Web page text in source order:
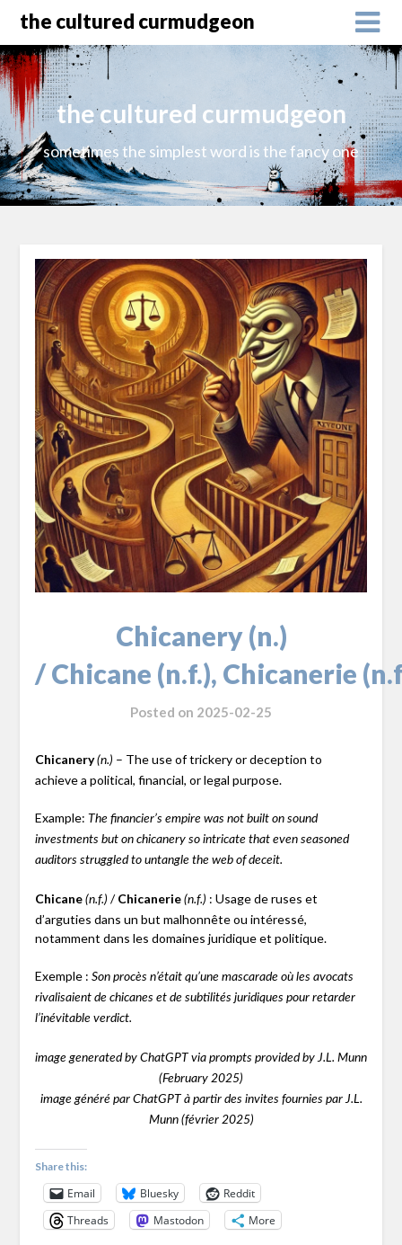
the cultured curmudgeon
the cultured curmudgeon
sometimes the simplest word is the fancy one
Chicanery (n.)
/ Chicane (n.f.), Chicanerie
Posted on 2025-02-25
Chicanery (n.) – The use of trickery or deception to
achieve a political, financial, or legal purpose.
Example: The financier’s empire was not built on sound
investments but on chicanery so intricate that even seasoned
auditors struggled to untangle the web of deceit.
Chicane (n.f.) /Chicanerie (n.f.) : Usage de ruses et
d’arguties dans un but malhonnête ou intéressé,
notamment dans les domaines juridique et politique.
Exemple : Son procès n’était qu’une mascarade où les avocats
rivalisaient de chicanes et de subtilités juridiques pour retarder
l’inévitable verdict.
image generated by ChatGPT via prompts provided by J.L. Munn
(February 2025)
image généré par ChatGPT à partir des invites fournies par J.L.
Munn (février 2025)
Share this:
Email Bluesky
Reddit
Threads
Mastodon More